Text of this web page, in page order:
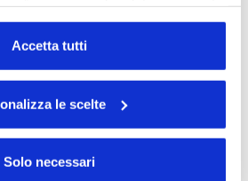
Cliccando su
è possibile esprimere la propria
ciascuna categoria di cookie del
Accetta tutti
le scelte
Solo necessari